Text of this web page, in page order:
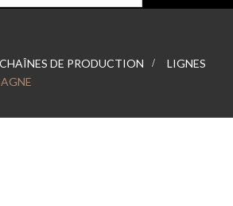
CHAÎNES DE PRODUCTION >
LIGNES